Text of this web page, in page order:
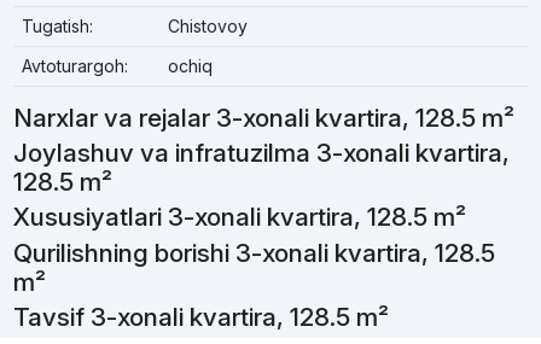
Tugatish:
Chistovoy
Avtoturargoh:
ochiq
Narxlar va rejalar 3-xonali kvartira, 128.5 m²
Joylashuv va infratuzilma 3-xonali kvartira,
128.5 m²
Xususiyatlari 3-xonali kvartira, 128.5 m²
Qurilishning borishi 3-xonali kvartira, 128.5
m²
Tavsif 3-xonali kvartira, 128.5 m²